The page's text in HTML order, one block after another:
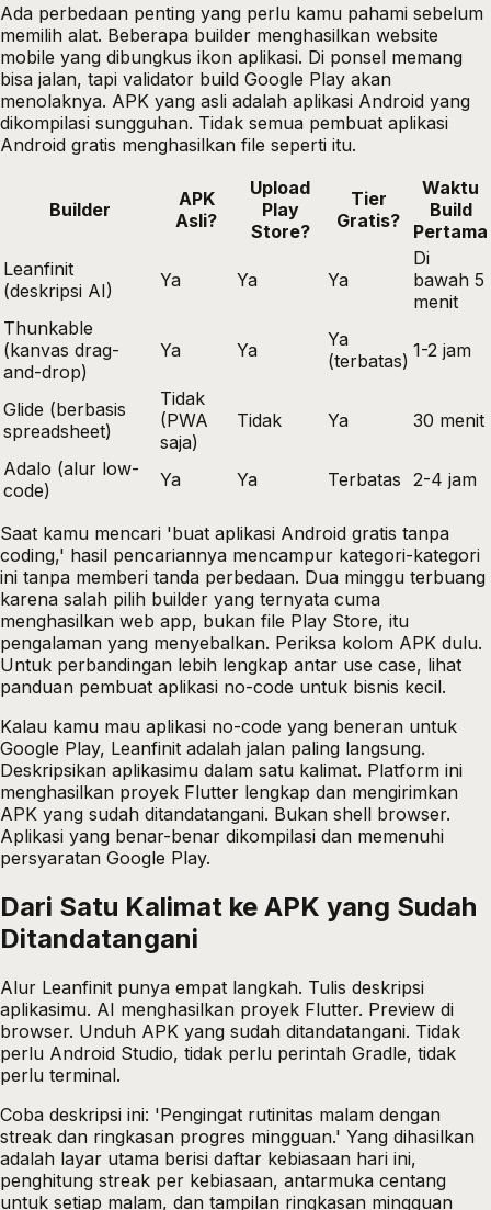
Ada perbedaan penting yang perlu kamu pahami sebelum
memilih alat. Beberapa builder menghasilkan website
mobile yang dibungkus ikon aplikasi. Di ponsel memang
bisa jalan, tapi validator build Google Play akan
menolaknya. APK yang asli adalah aplikasi Android yang
dikompilasi sungguhan. Tidak semua pembuat aplikasi
Android gratis menghasilkan file seperti itu.
Builder
APK
Asli?
Upload
Play
Store?
Tier
Gratis?
Waktu
Build
Pertama
Leanfinit
(deskripsi AI)
Ya Ya Ya
Di
bawah 5
menit
Thunkable
(kanvas drag-
and-drop)
Ya Ya
Ya
(terbatas) 1-2 jam
Glide (berbasis
spreadsheet)
Tidak
(PWA
saja)
Tidak Ya 30 menit
Adalo (alur low-
code)
Ya Ya Terbatas 2-4 jam
Saat kamu mencari 'buat aplikasi Android gratis tanpa
coding,' hasil pencariannya mencampur kategori-kategori
ini tanpa memberi tanda perbedaan. Dua minggu terbuang
karena salah pilih builder yang ternyata cuma
menghasilkan web app, bukan file Play Store, itu
pengalaman yang menyebalkan. Periksa kolom APK dulu.
Untuk perbandingan lebih lengkap antar use case, lihat
panduan pembuat aplikasi no-code untuk bisnis kecil.
Kalau kamu mau aplikasi no-code yang beneran untuk
Google Play, Leanfinit adalah jalan paling langsung.
Deskripsikan aplikasimu dalam satu kalimat. Platform ini
menghasilkan proyek Flutter lengkap dan mengirimkan
APK yang sudah ditandatangani. Bukan shell browser.
Aplikasi yang benar-benar dikompilasi dan memenuhi
persyaratan Google Play.
Dari Satu Kalimat ke APK yang Sudah
Ditandatangani
Alur Leanfinit punya empat langkah. Tulis deskripsi
aplikasimu. AI menghasilkan proyek Flutter. Preview di
browser. Unduh APK yang sudah ditandatangani. Tidak
perlu Android Studio, tidak perlu perintah Gradle, tidak
perlu terminal.
Coba deskripsi ini: 'Pengingat rutinitas malam dengan
streak dan ringkasan progres mingguan.' Yang dihasilkan
adalah layar utama berisi daftar kebiasaan hari ini,
penghitung streak per kebiasaan, antarmuka centang
untuk setiap malam, dan tampilan ringkasan mingguan